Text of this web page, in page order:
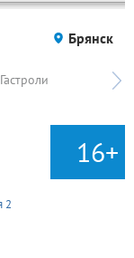
Брянск
Гастроли
16+
2